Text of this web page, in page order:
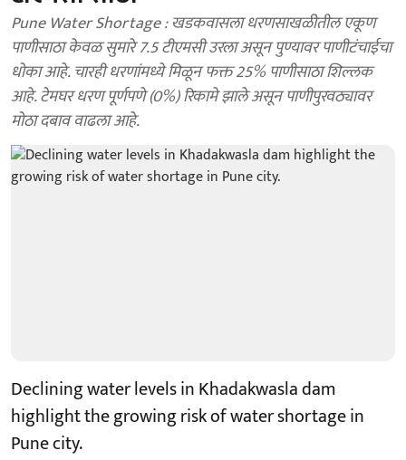
Pune Water Shortage : खडकवासला धरणसाखळीतील एकूण
पाणीसाठा केवळ सुमारे 7.5 टीएमसी उरला असून पुण्यावर पाणीटंचाईचा
धोका आहे. चारही धरणांमध्ये मिळून फक्त 25% पाणीसाठा शिल्लक
आहे. टेमघर धरण पूर्णपणे (0%) रिकामे झाले असून पाणीपुरवठ्यावर
मोठा दबाव वाढला आहे.
Declining water levels in Khadakwasla dam
highlight the growing risk of water shortage in
Pune city.